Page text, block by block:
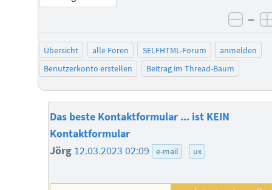
–
Übersicht alle Foren SELFHTML-Forum
anmelden
Benutzerkonto erstellen
Beitrag im Thread-Baum
Das beste Kontaktformular ... ist KEIN
Kontaktformular
Jörg 12.03.2023 02:09 e-mail ux